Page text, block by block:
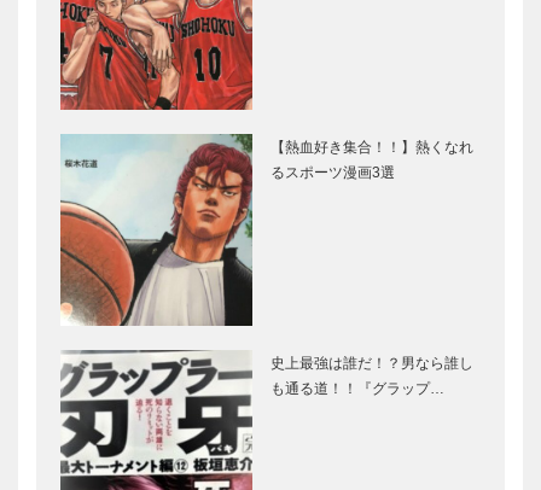
【熱血好き集合！！】熱くなれ
るスポーツ漫画3選
史上最強は誰だ！？男なら誰し
も通る道！！『グラップ…